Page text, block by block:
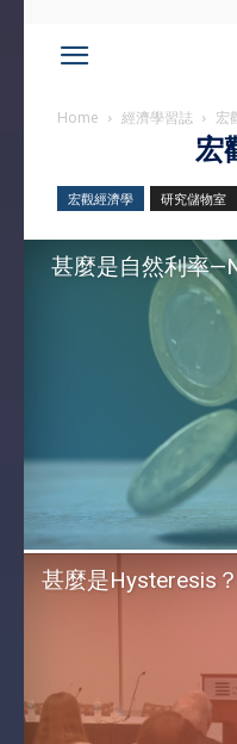
Home 經濟學習誌 宏
宏
宏觀經濟學 研究儲物室
甚麼是自然利率
甚麼是Hysteresis